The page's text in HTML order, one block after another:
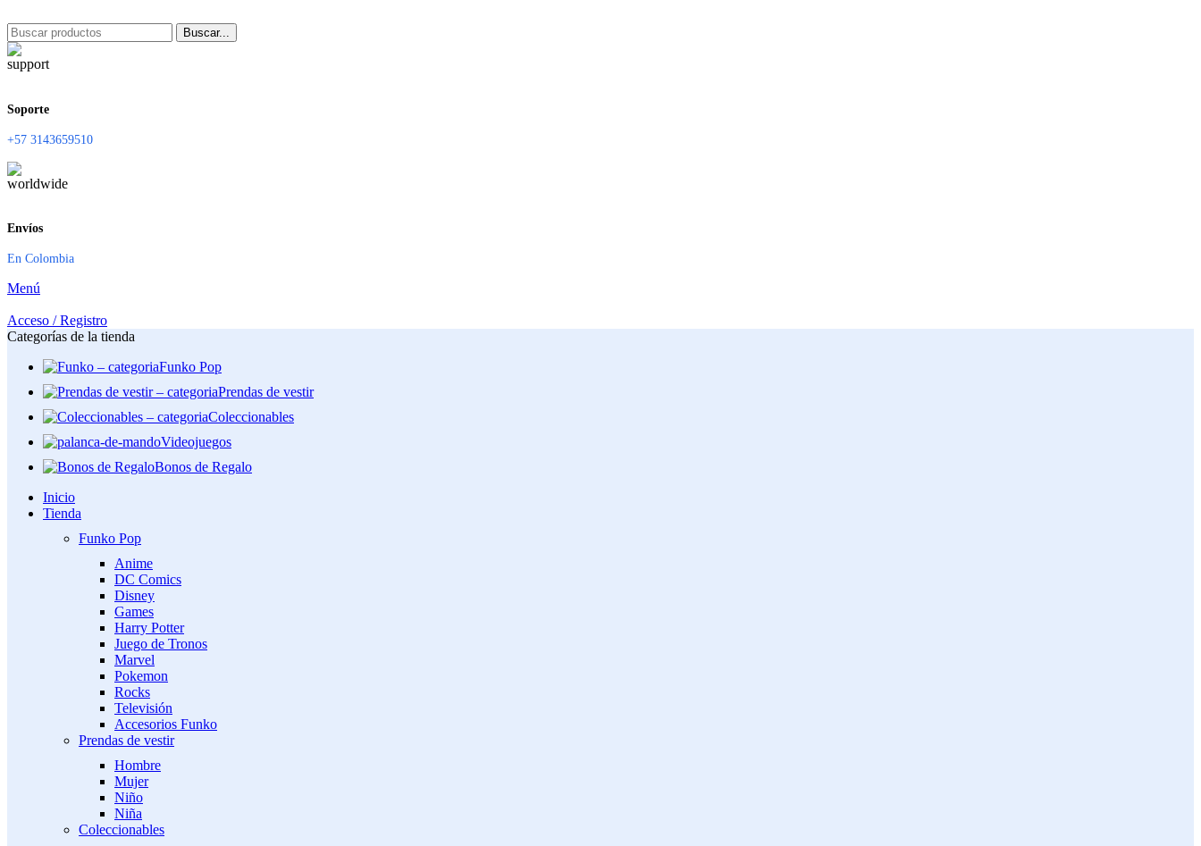
Buscar...
Soporte
+57 3143659510
Envíos
En Colombia
Menú
Acceso / Registro
Categorías de la tienda
Funko Pop
Prendas de vestir
Coleccionables
Videojuegos
Bonos de Regalo
Inicio
Tienda
Funko Pop
Anime
DC Comics
Disney
Games
Harry Potter
Juego de Tronos
Marvel
Pokemon
Rocks
Televisión
Accesorios Funko
Prendas de vestir
Hombre
Mujer
Niño
Niña
Coleccionables